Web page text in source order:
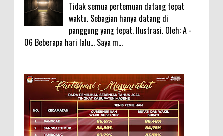
Tidak semua pertemuan datang tepat
waktu. Sebagian hanya datang di
panggung yang tepat. Ilustrasi. Oleh: A -
06 Beberapa hari lalu... Saya m...